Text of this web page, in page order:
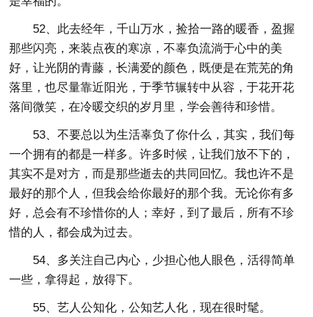
52、此去经年，千山万水，捡拾一路的暖香，盈握
那些闪亮，来装点夜的寒凉，不辜负流淌于心中的美
好，让光阴的青藤，长满爱的颜色，既便是在荒芜的角
落里，也尽量靠近阳光，于季节辗转中从容，于花开花
落间微笑，在冷暖交织的岁月里，学会善待和珍惜。
53、不要总以为生活辜负了你什么，其实，我们每
一个拥有的都是一样多。许多时候，让我们放不下的，
其实不是对方，而是那些逝去的共同回忆。我也许不是
最好的那个人，但我会给你最好的那个我。无论你有多
好，总会有不珍惜你的人；幸好，到了最后，所有不珍
惜的人，都会成为过去。
54、多关注自己内心，少担心他人眼色，活得简单
一些，拿得起，放得下。
55、艺人公知化，公知艺人化，现在很时髦。